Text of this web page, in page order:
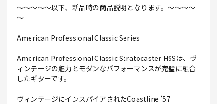
～～～～～以下、新品時の商品説明となります。～～～～
～
American Professional Classic Series
American Professional Classic Stratocaster HSSは、ヴ
ィンテージの魅力とモダンなパフォーマンスが完璧に融合
したギターです。
ヴィンテージにインスパイアされたCoastline ’57